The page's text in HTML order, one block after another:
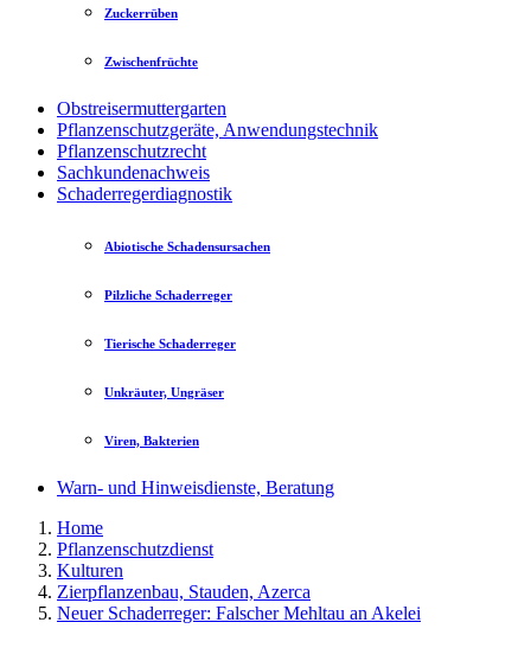
Zuckerrüben
Zwischenfrüchte
Obstreisermuttergarten
Pflanzenschutzgeräte, Anwendungstechnik
Pflanzenschutzrecht
Sachkundenachweis
Schaderregerdiagnostik
Abiotische Schadensursachen
Pilzliche Schaderreger
Tierische Schaderreger
Unkräuter, Ungräser
Viren, Bakterien
Warn- und Hinweisdienste, Beratung
Home
Pflanzenschutzdienst
Kulturen
Zierpflanzenbau, Stauden, Azerca
Neuer Schaderreger: Falscher Mehltau an Akelei